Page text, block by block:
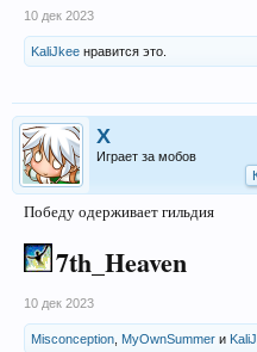
10 дек 2023
KaliJkee нравится это.
X
Играет за мобов
Победу одерживает гильдия
7th_Heaven
10 дек 2023
Misconception MyOwnSummer и